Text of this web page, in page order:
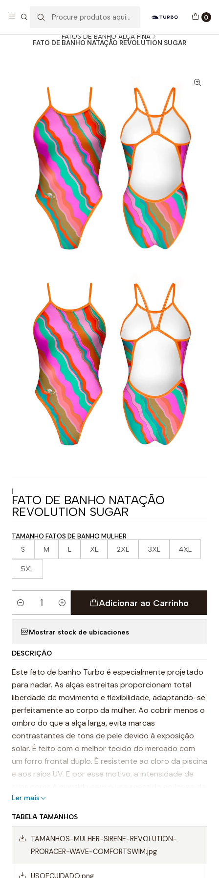
0
FATOS DE BANHO ALÇA FINA
FATO DE BANHO NATAÇÃO REVOLUTION SUGAR
|
FATO DE BANHO NATAÇÃO
REVOLUTION SUGAR
TAMANHO FATOS DE BANHO MULHER
S M L XL 2XL 3XL 4XL
5XL
Quantidade
Adicionar ao Carrinho
Mostrar stock de ubicaciones
DESCRIÇÃO
Este fato de banho Turbo é especialmente projetado
para nadar. As alças estreitas proporcionam total
liberdade de movimento e flexibilidade, adaptando-se
perfeitamente ao corpo da mulher. Ao cobrir menos o
ombro do que a alça larga, evita marcas
contrastantes de tons de pele devido à exposição
solar. É feito com o melhor tecido do mercado com
um forro frontal duplo. É resistente ao cloro da piscina
e aos raios UV. E por esse motivo, a intensidade de
tempo.
É considerado um dos fatos de banho mais
resistentes do mundo.
Destaques:
Ler mais
TABELA TAMANHOS
TAMANHOS-MULHER-SIRENE-REVOLUTION-
PRORACER-WAVE-COMFORTSWIM.jpg
USOECUIDADO.png